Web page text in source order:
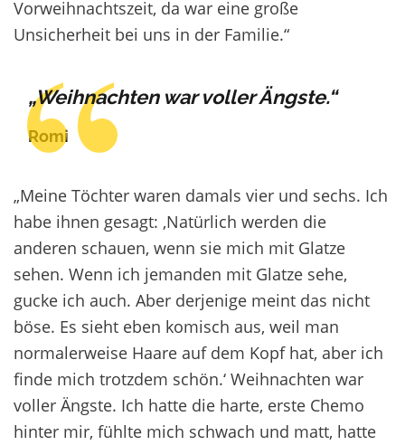
Vorweihnachtszeit, da war eine große
Unsicherheit bei uns in der Familie.“
„Weihnachten war voller Ängste.“
Romi
„Meine Töchter waren damals vier und sechs. Ich
habe ihnen gesagt: ,Natürlich werden die
anderen schauen, wenn sie mich mit Glatze
sehen. Wenn ich jemanden mit Glatze sehe,
gucke ich auch. Aber derjenige meint das nicht
böse. Es sieht eben komisch aus, weil man
normalerweise Haare auf dem Kopf hat, aber ich
finde mich trotzdem schön.‘ Weihnachten war
voller Ängste. Ich hatte die harte, erste Chemo
hinter mir, fühlte mich schwach und matt, hatte